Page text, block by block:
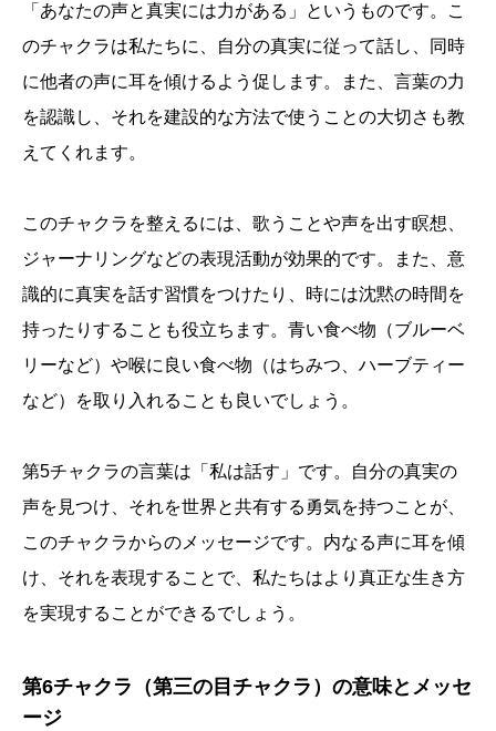
「あなたの声と真実には力がある」というものです。こ
のチャクラは私たちに、自分の真実に従って話し、同時
に他者の声に耳を傾けるよう促します。また、言葉の力
を認識し、それを建設的な方法で使うことの大切さも教
えてくれます。
このチャクラを整えるには、歌うことや声を出す瞑想、
ジャーナリングなどの表現活動が効果的です。また、意
識的に真実を話す習慣をつけたり、時には沈黙の時間を
持ったりすることも役立ちます。青い食べ物（ブルーベ
リーなど）や喉に良い食べ物（はちみつ、ハーブティー
など）を取り入れることも良いでしょう。
第5チャクラの言葉は「私は話す」です。自分の真実の
声を見つけ、それを世界と共有する勇気を持つことが、
このチャクラからのメッセージです。内なる声に耳を傾
け、それを表現することで、私たちはより真正な生き方
を実現することができるでしょう。
第6チャクラ（第三の目チャクラ）の意味とメッセ
ージ